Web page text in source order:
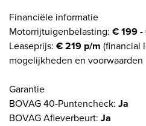
Financiële informatie
Motorrijtuigenbelasting: € 199 -
Leaseprijs: € 219 p/m (financial
mogelijkheden en voorwaarden
Garantie
BOVAG 40-Puntencheck: Ja
BOVAG Afleverbeurt: Ja